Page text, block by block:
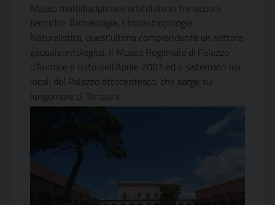
Museo multidisciplinare articolato in tre sezioni
tecniche: Archeologia, Etnoantropologia,
Naturalistica, quest’ultima comprendente un settore
geopaleontologico. Il Museo Regionale di Palazzo
d’Aumale è nato nell’Aprile 2001 ed è sistemato nei
locali del Palazzo ottocentesco, che sorge sul
lungomare di Terrasini.